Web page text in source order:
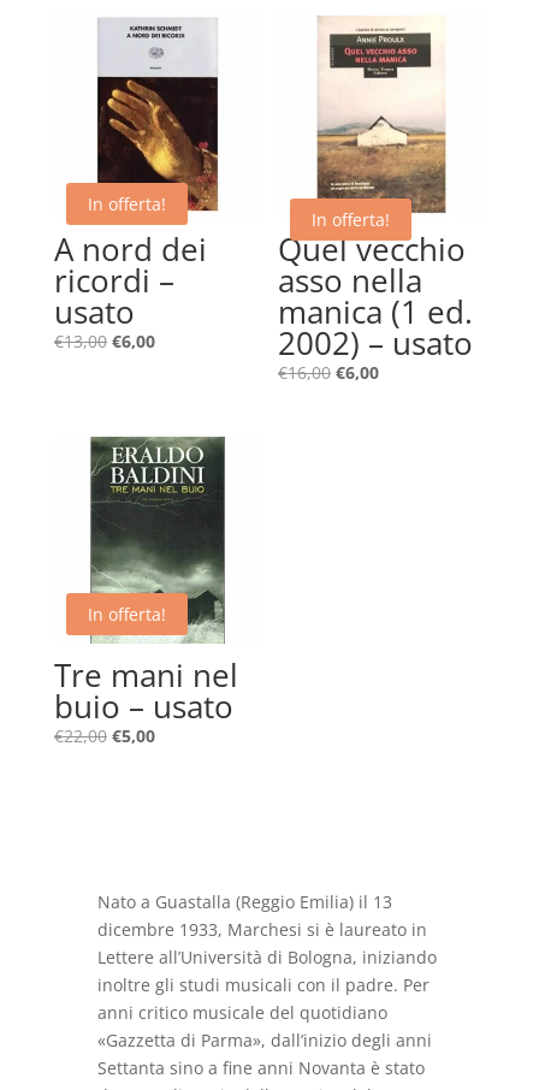
In offerta!
A nord dei
ricordi –
usato
€13,00 Il
€13,00.
€6,00Il
€6,00.
In offerta!
Quel vecchio
asso nella
manica (1 ed.
2002) – usato
€16,00 Il
€6,00Il
In offerta!
Tre mani nel
buio – usato
€22,00 Il
€5,00Il
Nato a Guastalla (Reggio Emilia) il 13
dicembre 1933, Marchesi si è laureato in
Lettere all’Università di Bologna, iniziando
inoltre gli studi musicali con il padre. Per
anni critico musicale del quotidiano
«Gazzetta di Parma», dall’inizio degli anni
Settanta sino a fine anni Novanta è stato